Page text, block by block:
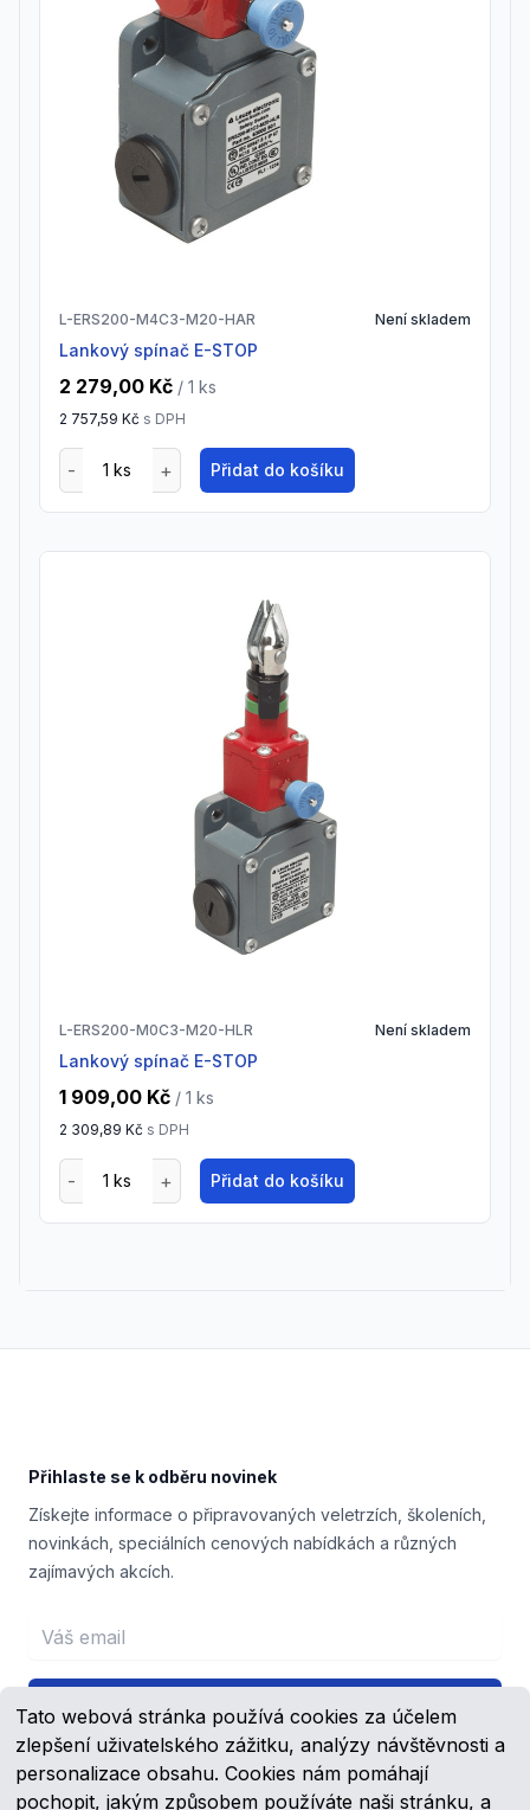
Tato webová stránka používá cookies za účelem
zlepšení uživatelského zážitku, analýzy návštěvnosti a
personalizace obsahu. Cookies nám pomáhají
pochopit, jakým způsobem používáte naši stránku, a
L-ERS200-M4C3-M20-HAR Není skladem
Lankový spínač E-STOP
2 279,00 Kč / 1 ks
2 757,59 Kč s DPH
Přidat do košíku
L-ERS200-M0C3-M20-HLR Není skladem
Lankový spínač E-STOP
1 909,00 Kč / 1 ks
2 309,89 Kč s DPH
Přidat do košíku
Přihlaste se k odběru novinek
Získejte informace o připravovaných veletrzích, školeních,
novinkách, speciálních cenových nabídkách a různých
zajímavých akcích.
Email address
Přihlášení